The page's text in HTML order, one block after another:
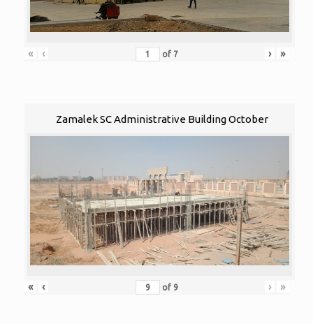
« ‹ of 7 › »
Zamalek SC Administrative Building October
« ‹ of 9 › »